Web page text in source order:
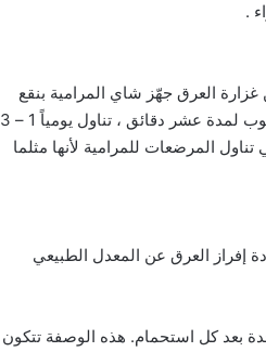
.
غزارة العرق جهّز شاي المرامية بنقع
مقدار ملعقتين صغيرتين من العشب المجفف في كوب ماء مغلي مع تغطية الكوب لمدة عشر دقائق ، تناول يومياً 1 – 3
المرضعات للمرامية لأنها مثلما
إفراز العرق عن المعدل الطبيعي
بعد كل استحمام. هذه الوصفة تتكون